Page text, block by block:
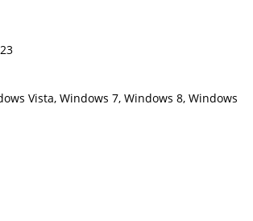
Vista, Windows 7, Windows 8, Windows